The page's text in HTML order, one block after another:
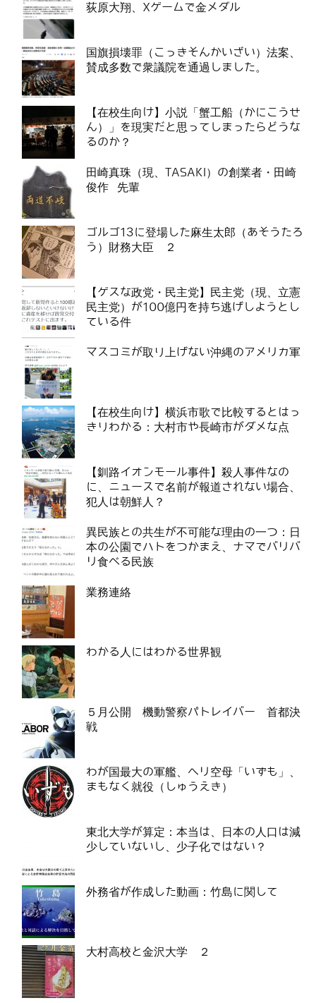
荻原大翔、Xゲームで金メダル
国旗損壊罪（こっきそんかいざい）法案、
賛成多数で衆議院を通過しました。
【在校生向け】小説「蟹工船（かにこうせ
ん）」を現実だと思ってしまったらどうな
るのか？
田崎真珠（現、TASAKI）の創業者・田崎
俊作 先輩
ゴルゴ13に登場した麻生太郎（あそうたろ
う）財務大臣 ２
【ゲスな政党・民主党】民主党（現、立憲
民主党）が100億円を持ち逃げしようとし
ている件
マスコミが取り上げない沖縄のアメリカ軍
【在校生向け】横浜市歌で比較するとはっ
きりわかる：大村市や長崎市がダメな点
【釧路イオンモール事件】殺人事件なの
に、ニュースで名前が報道されない場合、
犯人は朝鮮人？
異民族との共生が不可能な理由の一つ：日
本の公園でハトをつかまえ、ナマでバリバ
リ食べる民族
業務連絡
わかる人にはわかる世界観
５月公開 機動警察パトレイバー 首都決
戦
わが国最大の軍艦、ヘリ空母「いずも」、
まもなく就役（しゅうえき）
東北大学が算定：本当は、日本の人口は減
少していないし、少子化ではない？
外務省が作成した動画：竹島に関して
大村高校と金沢大学 ２